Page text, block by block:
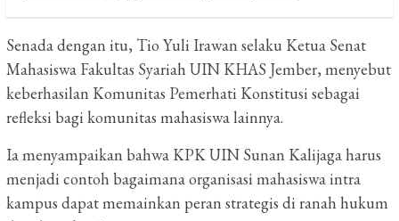
Senada dengan itu, Tio Yuli Irawan selaku Ketua Senat
Mahasiswa Fakultas Syariah UIN KHAS Jember, menyebut
keberhasilan Komunitas Pemerhati Konstitusi sebagai
refleksi bagi komunitas mahasiswa lainnya.
Ia menyampaikan bahwa KPK UIN Sunan Kalijaga harus
menjadi contoh bagaimana organisasi mahasiswa intra
kampus dapat memainkan peran strategis di ranah hukum